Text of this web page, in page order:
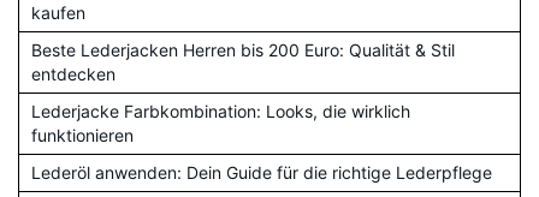
kaufen
Beste Lederjacken Herren bis 200 Euro: Qualität & Stil
entdecken
Lederjacke Farbkombination: Looks, die wirklich
funktionieren
Lederöl anwenden: Dein Guide für die richtige Lederpflege